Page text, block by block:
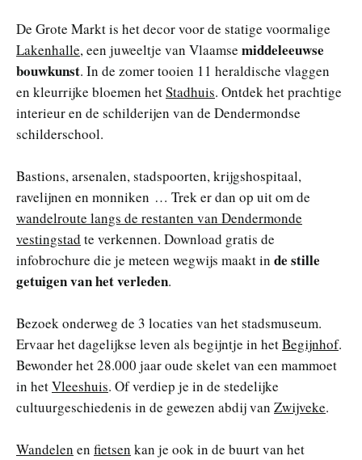
De Grote Markt is het decor voor de statige voormalige
Lakenhalle, een juweeltje van Vlaamse middeleeuwse
bouwkunst. In de zomer tooien 11 heraldische vlaggen
en kleurrijke bloemen hetStadhuis. Ontdek het prachtige
interieur en de schilderijen van de Dendermondse
schilderschool.
Bastions, arsenalen, stadspoorten, krijgshospitaal,
ravelijnen en monniken … Trek er dan op uit om de
wandelroute langs de restanten van Dendermonde
vestingstad te verkennen. Download gratis de
infobrochure die je meteen wegwijs maakt in de stille
getuigen van het verleden.
Bezoek onderweg de 3 locaties van het stadsmuseum.
Ervaar het dagelijkse leven als begijntje in hetBegijnhof.
Bewonder het 28.000 jaar oude skelet van een mammoet
in hetVleeshuis. Of verdiep je in de stedelijke
cultuurgeschiedenis in de gewezen abdij van Zwijveke.
Wandelen en fietsen kan je ook in de buurt van het